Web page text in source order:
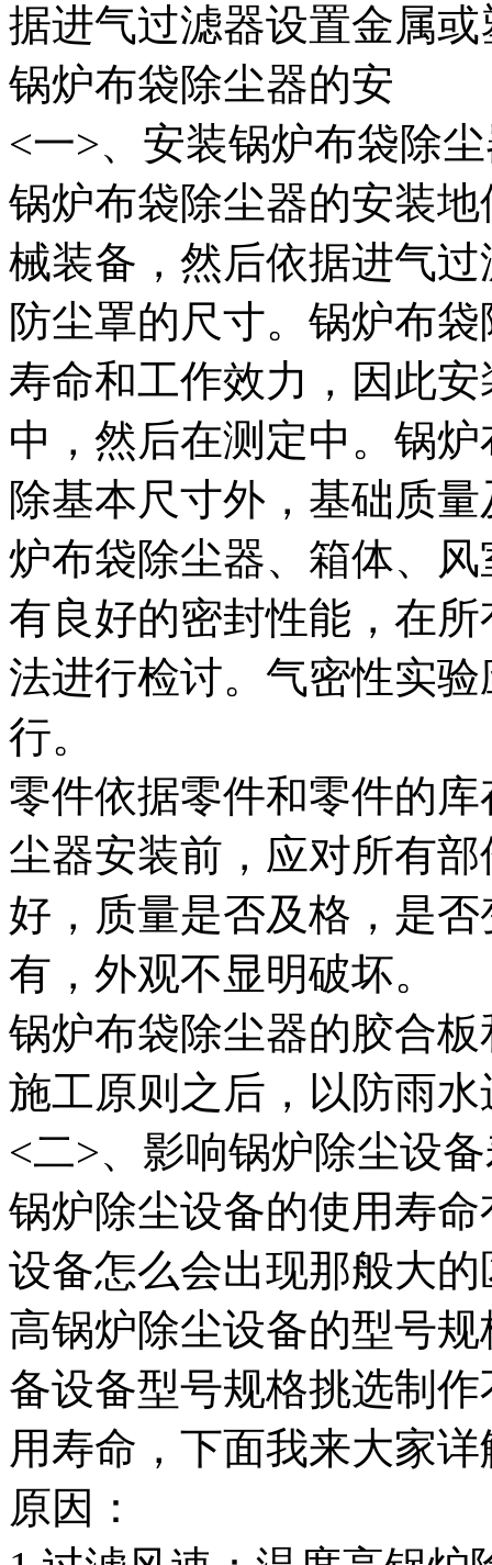
据进气过滤器设置金属
锅炉布袋除尘器的安
<一>、安装锅炉布袋除
锅炉布袋除尘器的安装
械装备，然后依据进气
防尘罩的尺寸。锅炉布
寿命和工作效力，因此
中，然后在测定中。锅
除基本尺寸外，基础质
炉布袋除尘器、箱体、
有良好的密封性能，在
法进行检讨。气密性实
行。
零件依据零件和零件的
尘器安装前，应对所有
好，质量是否及格，是
有，外观不显明破坏。
锅炉布袋除尘器的胶合
施工原则之后，以防雨
<二>、影响锅炉除尘设
锅炉除尘设备的使用寿
设备怎么会出现那般大
高锅炉除尘设备的型号
备设备型号规格挑选制
用寿命，下面我来大家
原因：